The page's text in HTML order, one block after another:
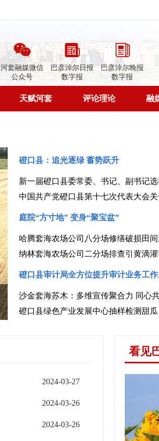
河套融媒微信
公众号
巴彦淖尔日报
数字报
巴彦淖尔晚报
数字报
天赋河套 评论理论 融
磴口县：数字农具赋能传统农
磴口县：追光逐绿 蓄势跃升
新一届磴口县委常委、书记、副书记
庭院“方寸地” 变身“聚宝盆”
哈腾套海农场公司八分场修缮破损田
纳林套海农场公司二分场排查引黄滴
磴口县审计局全方位提升审计业务工
沙金套海苏木：多维宣传聚合力 同心
磴口县绿色产业发展中心抽样检测甜瓜
2024-03-27
2024-03-26
2024-03-26
看见